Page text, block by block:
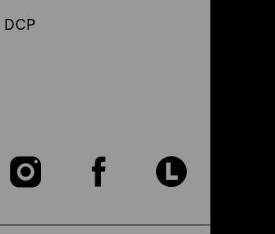
DCP
Zu
Zu
Zu